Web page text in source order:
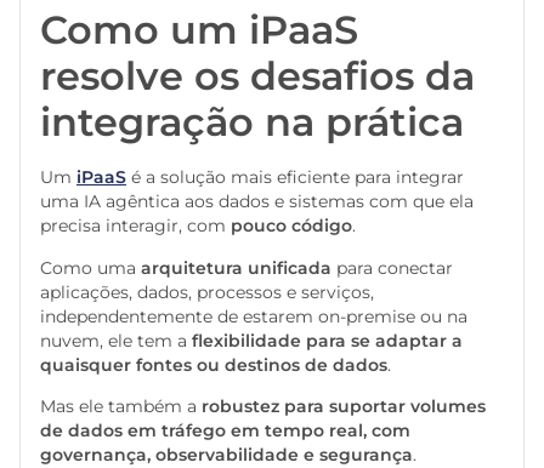
Como um iPaaS
resolve os desafios da
integração na prática
Um iPaaS é a solução mais eficiente para integrar
uma IA agêntica aos dados e sistemas com que ela
precisa interagir, com pouco código.
Como uma arquitetura unificada para conectar
aplicações, dados, processos e serviços,
independentemente de estarem on-premise ou na
nuvem, ele tem a flexibilidade para se adaptar a
quaisquer fontes ou destinos de dados.
Mas ele também a robustez para suportar volumes
de dados em tráfego em tempo real, com
governança, observabilidade e segurança.